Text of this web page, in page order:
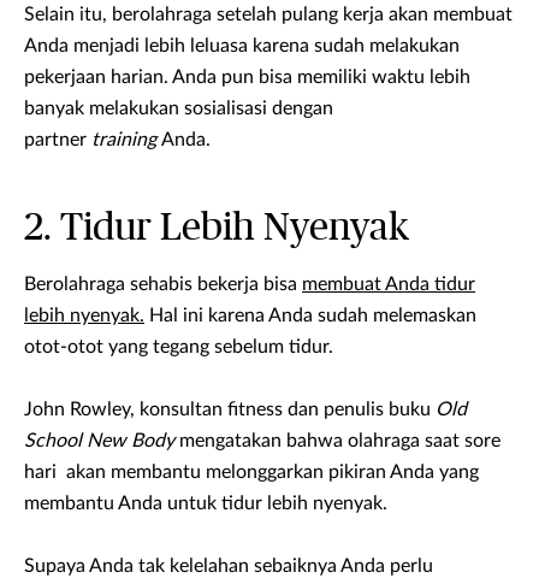
Selain itu, berolahraga setelah pulang kerja akan membuat
Anda menjadi lebih leluasa karena sudah melakukan
pekerjaan harian. Anda pun bisa memiliki waktu lebih
banyak melakukan sosialisasi dengan
partner trainingAnda.
2. Tidur Lebih Nyenyak
Berolahraga sehabis bekerja bisa membuat Anda tidur
lebih nyenyak. Hal ini karena Anda sudah melemaskan
otot-otot yang tegang sebelum tidur.
John Rowley, konsultan fitness dan penulis buku Old
School New Bodymengatakan bahwa olahraga saat sore
hari akan membantu melonggarkan pikiran Anda yang
membantu Anda untuk tidur lebih nyenyak.
Supaya Anda tak kelelahan sebaiknya Anda perlu